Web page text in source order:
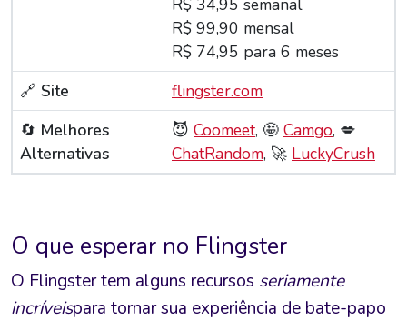
R$ 34,95 semanal
R$ 99,90 mensal
R$ 74,95 para 6 meses
🔗 Site
flingster.com
🔄 Melhores
Alternativas
😈 Coomeet, 🤩 Camgo, 💋
ChatRandom, 🚀 LuckyCrush
O que esperar no Flingster
O Flingster tem alguns recursos seriamente
incríveispara tornar sua experiência de bate-papo